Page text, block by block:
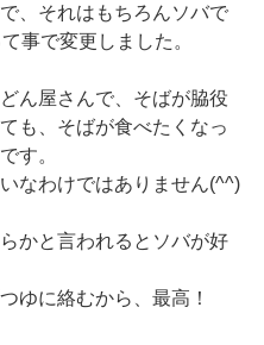
、それはもちろんソバで
事で変更しました。
ん屋さんで、そばが脇役
も、そばが食べたくなっ
す。
なわけではありません(^^)
かと言われるとソバが好
ゆに絡むから、最高！